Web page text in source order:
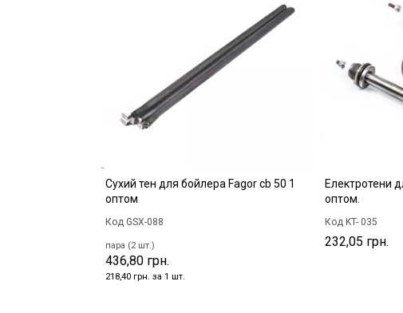
Сухий тен для бойлера Fagor cb 50 1
оптом
Код GSX-088
пара (2 шт.)
436,80 грн.
218,40 грн. за 1 шт.
Електротени
оптом.
Код KT- 035
232,05 грн.